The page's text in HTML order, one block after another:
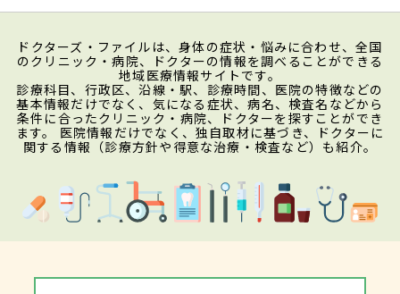
ドクターズ・ファイルは、身体の症状・悩みに合わせ、全国
のクリニック・病院、ドクターの情報を調べることができる
地域医療情報サイトです。
診療科目、行政区、沿線・駅、診療時間、医院の特徴などの
基本情報だけでなく、気になる症状、病名、検査名などから
条件に合ったクリニック・病院、ドクターを探すことができ
ます。 医院情報だけでなく、独自取材に基づき、ドクターに
関する情報（診療方針や得意な治療・検査など）も紹介。